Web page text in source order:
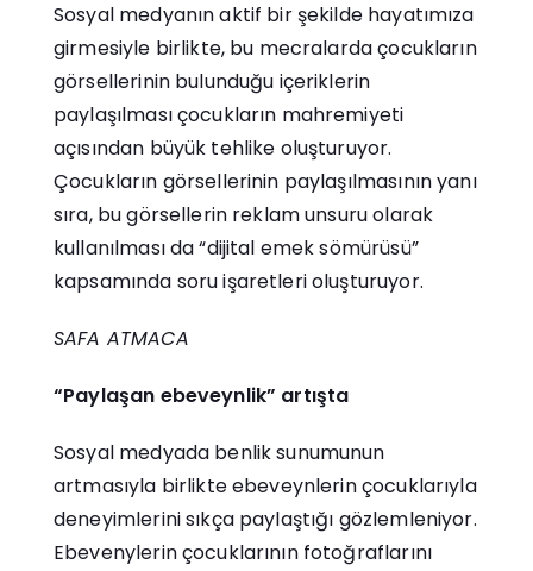
Sosyal medyanın aktif bir şekilde hayatımıza
girmesiyle birlikte, bu mecralarda çocukların
görsellerinin bulunduğu içeriklerin
paylaşılması çocukların mahremiyeti
açısından büyük tehlike oluşturuyor.
Çocukların görsellerinin paylaşılmasının yanı
sıra, bu görsellerin reklam unsuru olarak
kullanılması da “dijital emek sömürüsü”
kapsamında soru işaretleri oluşturuyor.
SAFA ATMACA
“Paylaşan ebeveynlik” artışta
Sosyal medyada benlik sunumunun
artmasıyla birlikte ebeveynlerin çocuklarıyla
deneyimlerini sıkça paylaştığı gözlemleniyor.
Ebevenylerin çocuklarının fotoğraflarını